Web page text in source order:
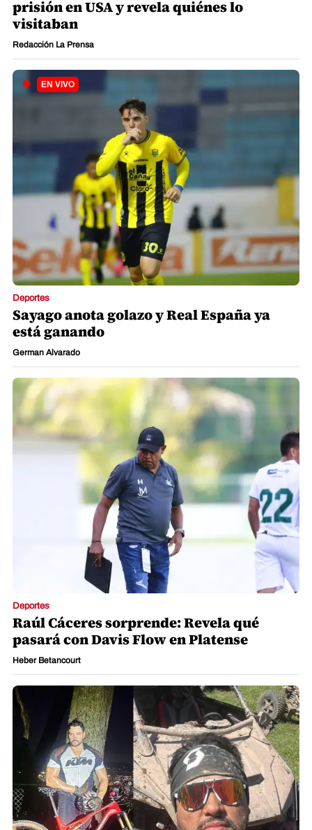
prisión en USA y revela quiénes lo
visitaban
Redacción La Prensa
Deportes
Sayago anota golazo y Real España ya
está ganando
German Alvarado
Deportes
Raúl Cáceres sorprende: Revela qué
pasará con Davis Flow en Platense
Heber Betancourt